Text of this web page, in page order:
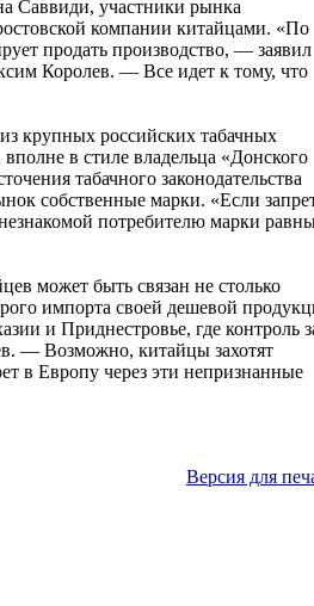
Саввиди, участники рынка
компании китайцами. «По
продать производство, — заявил
Королев. — Все идет к тому, что
крупных российских табачных
в стиле владельца «Донского
табачного законодательства
собственные марки. «Если
потребителю марки
может быть связан не столько
импорта своей дешевой
и Приднестровье, где контроль
— Возможно, китайцы захотят
в Европу через эти непризнанные
Версия для